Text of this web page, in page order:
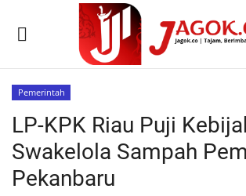
Advetorial
Video Streaming
Pemerintah
LP-KPK Riau Puji
Swakelola Sampah
Pekanbaru